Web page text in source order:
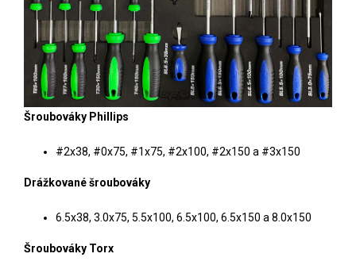
Šroubováky Phillips
#2x38, #0x75, #1x75, #2x100, #2x150 a #3x150
Drážkované šroubováky
6.5x38, 3.0x75, 5.5x100, 6.5x100, 6.5x150 a 8.0x150
Šroubováky Torx